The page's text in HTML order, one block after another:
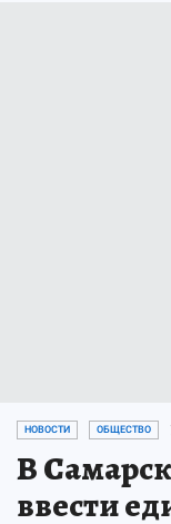
НОВОСТИ ОБЩЕСТВО
В
ввести